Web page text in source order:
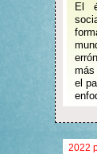
El
el
2022